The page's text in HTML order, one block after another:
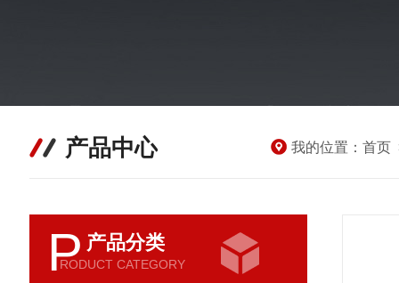
产品中心 我的位置： 首页
P 产品分类
RODUCT CATEGORY